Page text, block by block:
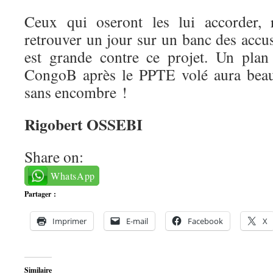
Ceux qui oseront les lui accorder,
retrouver un jour sur un banc des
est grande contre ce projet. Un
CongoB après le PPTE volé aura
sans encombre !
RigobertOSSEBI
Share on:
WhatsApp
Partager :
Imprimer E-mail Facebook X
Similaire